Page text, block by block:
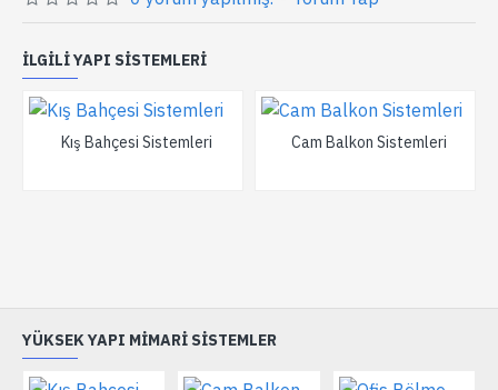
İLGILI YAPI SISTEMLERI
Kış Bahçesi Sistemleri Cam Balkon Sistemleri
YÜKSEK YAPI MIMARI SISTEMLER